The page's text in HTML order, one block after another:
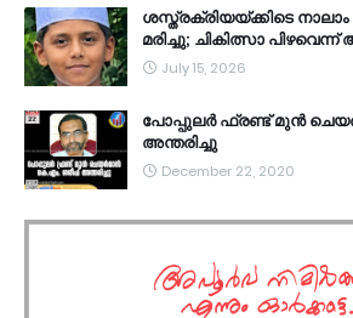
ശസ്ത്രക്രിയയ്ക്കിടെ
മരിച്ചു; ചികിത്സാ
July 15, 2026
പോപ്പുലർ ഫ്രണ്ട്​ മുൻ
അന്തരിച്ചു
December 22, 2020